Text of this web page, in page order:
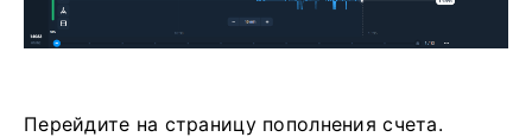
Перейдите на страницу пополнения счета.